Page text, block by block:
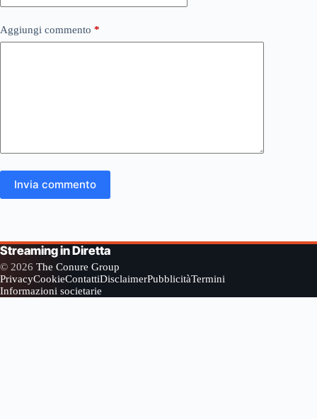
Aggiungi commento *
Invia commento
Streaming in Diretta
© 2026 The Conure Group
PrivacyCookieContattiDisclaimerPubblicitàTermini
Informazioni societarie